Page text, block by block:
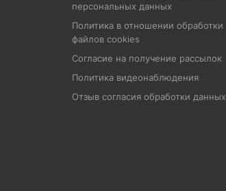
персональных данных
Политика в отношении обработки
файлов cookies
Согласие на получение рассылок
Политика видеонаблюдения
Отзыв согласия обработки данных